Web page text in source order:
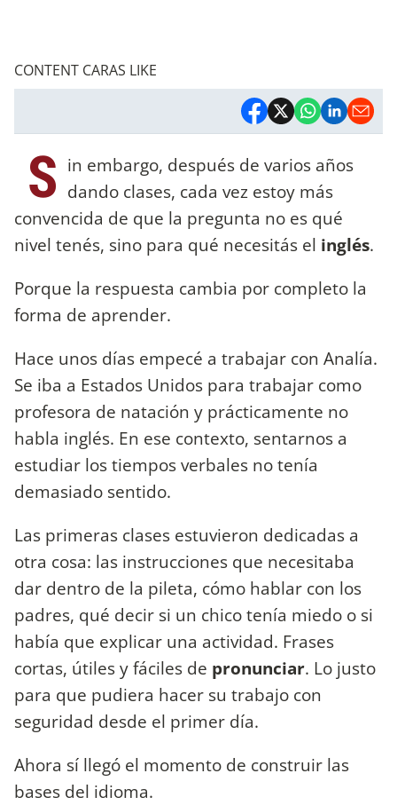
CONTENT CARAS LIKE
S in embargo, después de varios años
dando clases, cada vez estoy más
convencida de que la pregunta no es qué
nivel tenés, sino para qué necesitás el inglés.
Porque la respuesta cambia por completo la
forma de aprender.
Hace unos días empecé a trabajar con Analía.
Se iba a Estados Unidos para trabajar como
profesora de natación y prácticamente no
habla inglés. En ese contexto, sentarnos a
estudiar los tiempos verbales no tenía
demasiado sentido.
Las primeras clases estuvieron dedicadas a
otra cosa: las instrucciones que necesitaba
dar dentro de la pileta, cómo hablar con los
padres, qué decir si un chico tenía miedo o si
había que explicar una actividad. Frases
cortas, útiles y fáciles de pronunciar. Lo justo
para que pudiera hacer su trabajo con
seguridad desde el primer día.
Ahora sí llegó el momento de construir las
bases del idioma.